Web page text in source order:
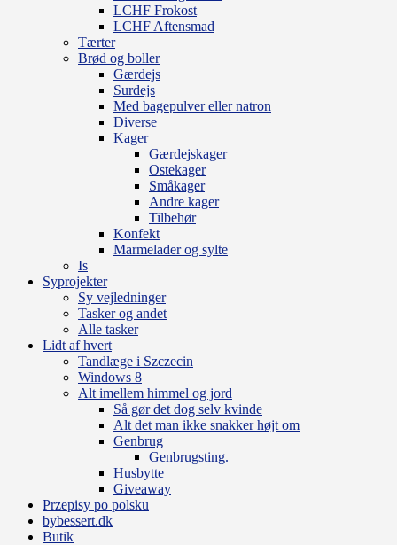
LCHF Frokost
LCHF Aftensmad
Tærter
Brød og boller
Gærdejs
Surdejs
Med bagepulver eller natron
Diverse
Kager
Gærdejskager
Ostekager
Småkager
Andre kager
Tilbehør
Konfekt
Marmelader og sylte
Is
Syprojekter
Sy vejledninger
Tasker og andet
Alle tasker
Lidt af hvert
Tandlæge i Szczecin
Windows 8
Alt imellem himmel og jord
Så gør det dog selv kvinde
Alt det man ikke snakker højt om
Genbrug
Genbrugsting.
Husbytte
Giveaway
Przepisy po polsku
bybessert.dk
Butik